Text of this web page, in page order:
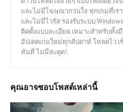
และไม่มีโฆษณากวนใจ ทุกเกมที่เ
และไม่มีไวรัส รองรับระบบ
ติดตั้งแบบละเอียด เหมาะสำหรับทั้ง
อัปเดตเกมใหม่ทุกสัปดาห์ โหลดไว
ทันที ไม่มีสะดุด!
คุณอาจชอบโพสต์เหล่านี้